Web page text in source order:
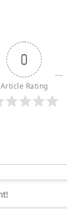
0
Article Rating